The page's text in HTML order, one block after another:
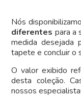
Nós
diferentes para a
medida desejada
tapete e concluir o
O valor exibido
desta coleção.
nossos